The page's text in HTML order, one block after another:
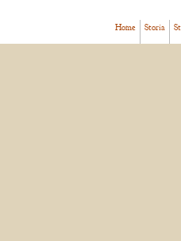
Home Storia